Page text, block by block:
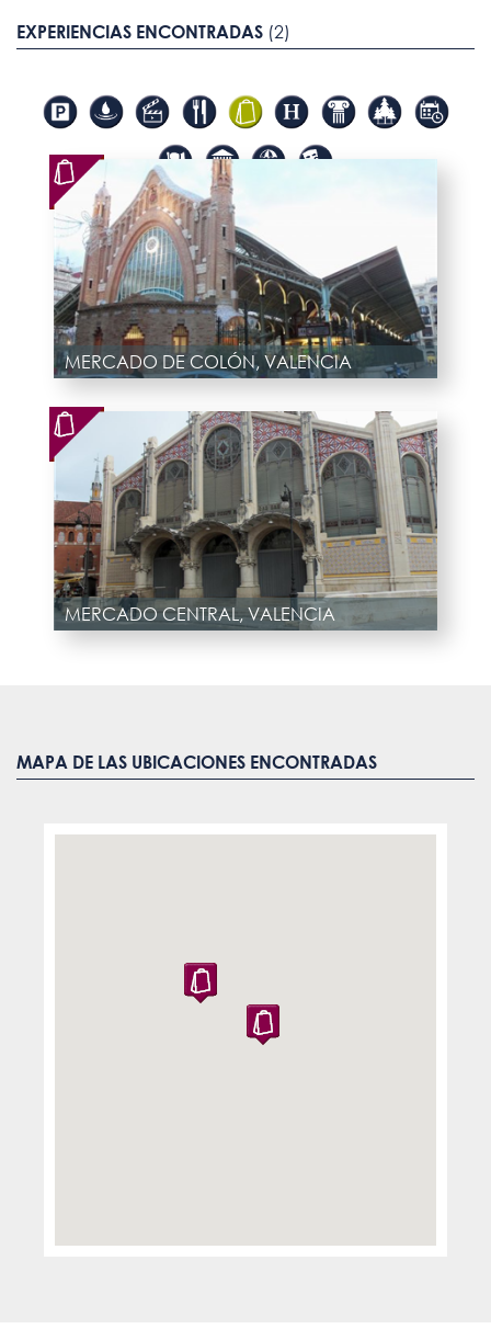
EXPERIENCIAS ENCONTRADAS (2)
MERCADO DE COLÓN, VALENCIA
MERCADO CENTRAL, VALENCIA
MAPA DE LAS UBICACIONES ENCONTRADAS